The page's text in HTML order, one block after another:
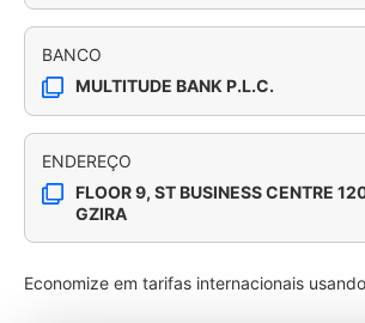
BANCO
MULTITUDE BANK P.L.C.
ENDEREÇO
FLOOR 9, ST BUSINESS CENTRE
GZIRA
Economize em tarifas internacionais